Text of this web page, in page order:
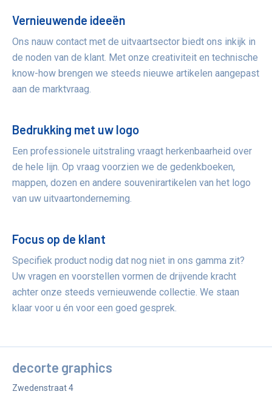
Voordelen
Vernieuwende ideeën
Ons nauw contact met de uitvaartsector biedt ons inkijk in
de noden van de klant. Met onze creativiteit en technische
know-how brengen we steeds nieuwe artikelen aangepast
aan de marktvraag.
Bedrukking met uw logo
Een professionele uitstraling vraagt herkenbaarheid over
de hele lijn. Op vraag voorzien we de gedenkboeken,
mappen, dozen en andere souvenirartikelen van het logo
van uw uitvaartonderneming.
Focus op de klant
Specifiek product nodig dat nog niet in ons gamma zit?
Uw vragen en voorstellen vormen de drijvende kracht
achter onze steeds vernieuwende collectie. We staan
klaar voor u én voor een goed gesprek.
decorte graphics
Zwedenstraat 4